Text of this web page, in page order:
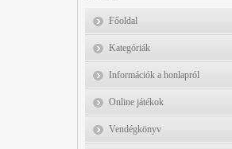
Főoldal
Kategóriák
Információk a honlapról
Online játékok
Vendégkönyv